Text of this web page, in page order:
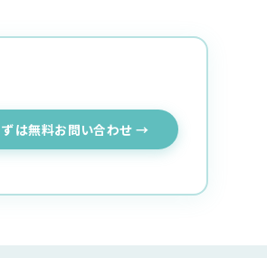
ずは無料お問い合わせ →